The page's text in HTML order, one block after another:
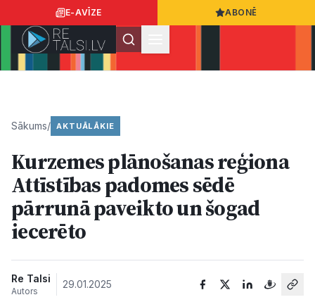
E-AVĪZE ABONĒ
Ziņas
Sabiedrība
Sākums/ AKTUĀLĀKIE
Kurzemes plānošanas reģiona
Attīstības padomes sēdē
pārrunā paveikto un šogad
iecerēto
Re Talsi
Autors
29.01.2025